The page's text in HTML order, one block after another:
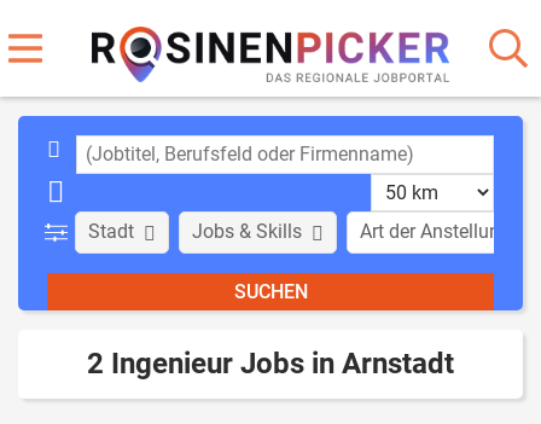
Stadt Art der Anstellung
Jobs & Skills
2 Ingenieur Jobs in Arnstadt